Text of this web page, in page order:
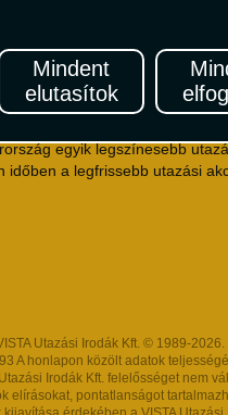
Mindent
elutasítok
egyik legszínesebb
időben a legfrissebb utazási
Utazási Irodák Kft. © 1989-2026.
A honlapon közölt adatok
Irodák Kft. felelősséget nem
elírásokat, pontatlanságot